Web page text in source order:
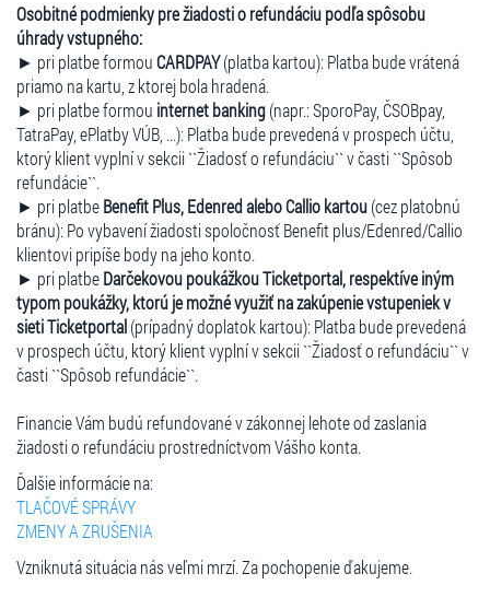
Osobitné podmienky pre žiadosti o refundáciu podľa spôsobu
úhrady vstupného:
► pri platbe formouCARDPAY(platba kartou): Platba bude vrátená
priamo na kartu, z ktorej bola hradená.
► pri platbe formou internet banking(napr.: SporoPay, ČSOBpay,
TatraPay, ePlatby VÚB, ...): Platba bude prevedená v prospech účtu,
ktorý klient vyplní v sekcii ``Žiadosť o refundáciu`` v časti ``Spôsob
refundácie``.
► pri platbeBenefit Plus, Edenred alebo Callio kartou(cez platobnú
bránu): Po vybavení žiadosti spoločnosť Benefit plus/Edenred/Callio
klientovi pripíše body na jeho konto.
► pri platbeDarčekovou poukážkou Ticketportal, respektíve iným
typom poukážky, ktorú je možné využiť na zakúpenie vstupeniek v
sieti Ticketportal(prípadný doplatok kartou): Platba bude prevedená
v prospech účtu, ktorý klient vyplní v sekcii ``Žiadosť o refundáciu`` v
časti ``Spôsob refundácie``.
Financie Vám budú refundované v zákonnej lehote od zaslania
žiadosti o refundáciu prostredníctvom Vášho konta.
Ďalšie informácie na:
TLAČOVÉ SPRÁVY
ZMENY A ZRUŠENIA
Vzniknutá situácia nás veľmi mrzí. Za pochopenie ďakujeme.